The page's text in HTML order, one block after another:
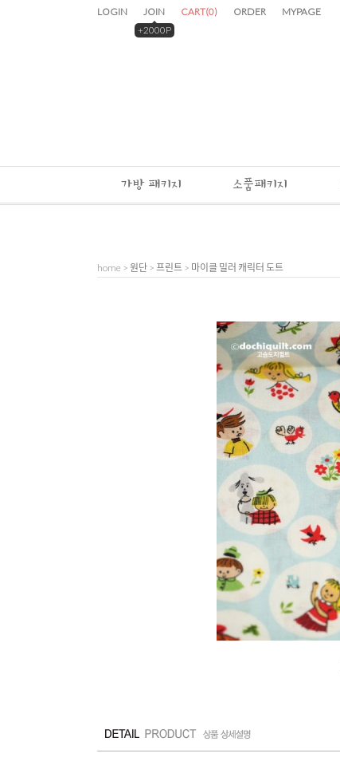
LOGIN
JOIN
+2000P
CART(0) ORDER MYPAGE
가방 패키지 소품패키지
home > 원단 > 프린트 > 마이클 밀러 캐릭터 도트